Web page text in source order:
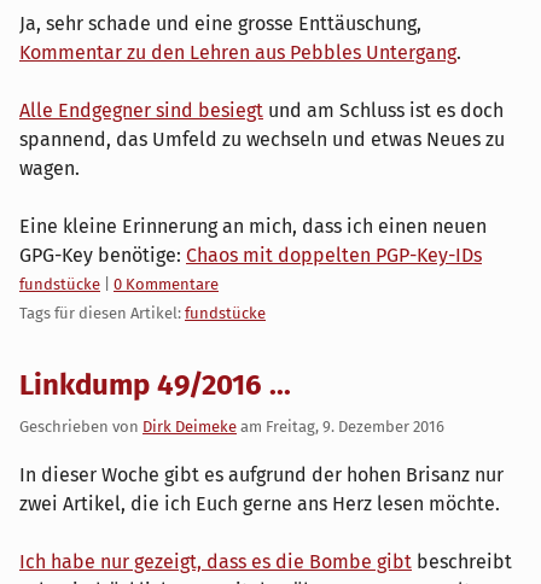
Ja, sehr schade und eine grosse Enttäuschung,
Kommentar zu den Lehren aus Pebbles Untergang.
Alle Endgegner sind besiegt und am Schluss ist es doch
spannend, das Umfeld zu wechseln und etwas Neues zu
wagen.
Eine kleine Erinnerung an mich, dass ich einen neuen
GPG-Key benötige: Chaos mit doppelten PGP-Key-IDs
Kategorien:
fundstücke
0 Kommentare
Tags für diesen Artikel: fundstücke
Linkdump 49/2016 ...
Geschrieben von Dirk Deimeke am Freitag, 9. Dezember 2016
In dieser Woche gibt es aufgrund der hohen Brisanz nur
zwei Artikel, die ich Euch gerne ans Herz lesen möchte.
Ich habe nur gezeigt, dass es die Bombe gibt beschreibt